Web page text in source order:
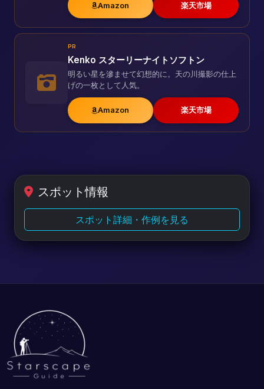
Amazon 楽天市場
PR
Kenko スターリーナイトソフトン
明るい星を滲ませて幻想的に。天の川撮影の仕上
げの一枚として人気。
Amazon 楽天市場
スポット情報
スポット詳細・作例を見る